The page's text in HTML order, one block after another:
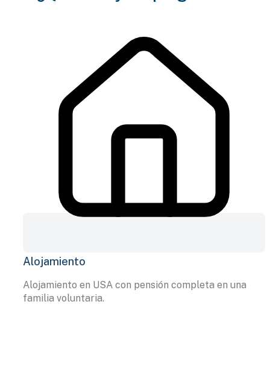
Alojamiento
Alojamiento en USA con pensión completa en una
familia voluntaria.